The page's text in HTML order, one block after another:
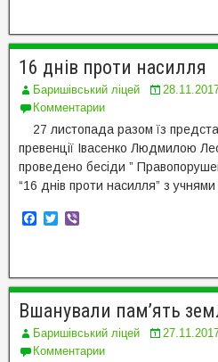
b
o
t
e
r
r
16 днів проти насилля
Баришівський ліцей
Комментарии
27 листопада разом їз
превенції Івасенко Людмилою
проведено бесіди ”
“16 днів проти насилля” з учнями
F
b
o
o
k
T
t
e
r
r
Вшанували пам’ять
Баришівський ліцей
Комментарии